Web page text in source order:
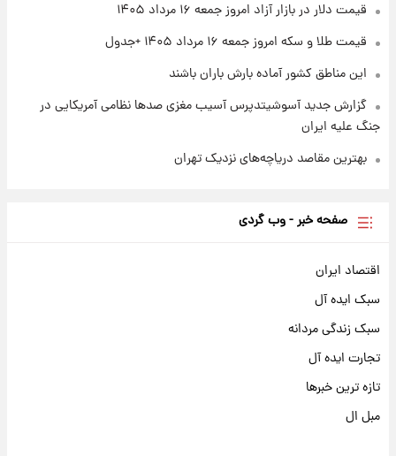
قیمت سکه و طلا فردا
قیمت دلار در بازار آزاد امروز جمعه ۱۶ مرداد ۱۴۰۵
قیمت طلا و سکه امروز جمعه ۱۶ مرداد ۱۴۰۵ +جدول
این مناطق کشور آماده بارش باران باشند
گزارش جدید آسوشیتدپرس آسیب مغزی صدها نظامی آمریکایی در
جنگ علیه ایران
بهترین مقاصد دریاچه‌های نزدیک تهران
صفحه خبر - وب گردی
اقتصاد ایران
سبک ایده آل
سبک زندگی مردانه
تجارت ایده آل
تازه ترین خبرها
مبل ال